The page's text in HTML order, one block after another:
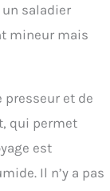
un saladier
mineur mais
presseur et de
qui permet
est
Il n’y a pas